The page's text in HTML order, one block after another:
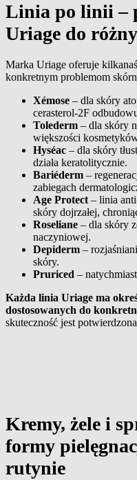
Linia po linii –
Uriage do
Marka Uriage oferuje
konkretnym problemom
Xémose – dla skóry
cerasterol-2F
Tolederm – dla skóry
większości
Hyséac – dla skóry
działa keratolitycznie.
Bariéderm –
zabiegach
Age Protect – linia
skóry dojrzałej,
Roseliane – dla skóry
naczyniowej.
Depiderm –
skóry.
Pruriced –
Każda linia Uriage ma
dostosowanych do
skuteczność jest
Kremy, żele i
formy
rutynie